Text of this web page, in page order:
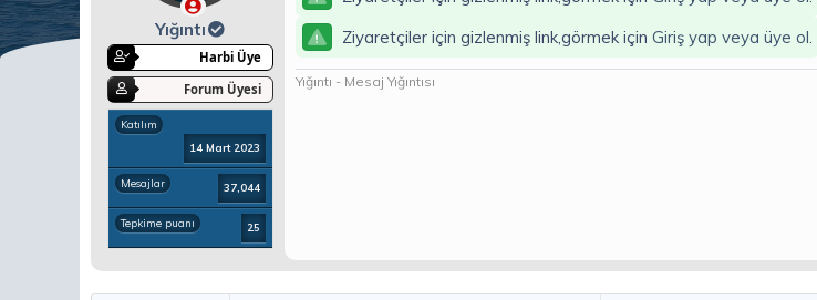
l
a
t
a
ç
t
a
r
i
h
Yığıntı
Harbi Üye
Forum Üyesi
Katılım
14 Mart 2023
Mesajlar 37,044
Tepkime puanı 25
Ziyaretçiler için gizlenmiş link,görmek için Giriş yap veya üye ol.
Yığıntı - Mesaj Yığıntısı